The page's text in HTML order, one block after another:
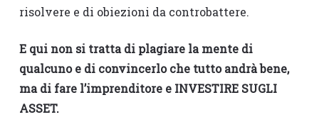
risolvere e di obiezioni da controbattere.
E qui non si tratta di plagiare la mente di
qualcuno e di convincerlo che tutto andrà bene,
ma di fare l’imprenditore e INVESTIRE SUGLI
ASSET.